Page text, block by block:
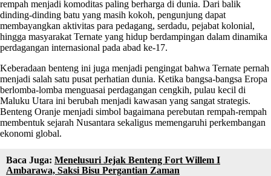
rempah menjadi komoditas paling berharga di dunia. Dari balik
dinding-dinding batu yang masih kokoh, pengunjung dapat
membayangkan aktivitas para pedagang, serdadu, pejabat kolonial,
hingga masyarakat Ternate yang hidup berdampingan dalam dinamika
perdagangan internasional pada abad ke-17.
Keberadaan benteng ini juga menjadi pengingat bahwa Ternate pernah
menjadi salah satu pusat perhatian dunia. Ketika bangsa-bangsa Eropa
berlomba-lomba menguasai perdagangan cengkih, pulau kecil di
Maluku Utara ini berubah menjadi kawasan yang sangat strategis.
Benteng Oranje menjadi simbol bagaimana perebutan rempah-rempah
membentuk sejarah Nusantara sekaligus memengaruhi perkembangan
ekonomi global.
Baca Juga: Menelusuri Jejak Benteng Fort Willem I
Ambarawa, Saksi Bisu Pergantian Zaman